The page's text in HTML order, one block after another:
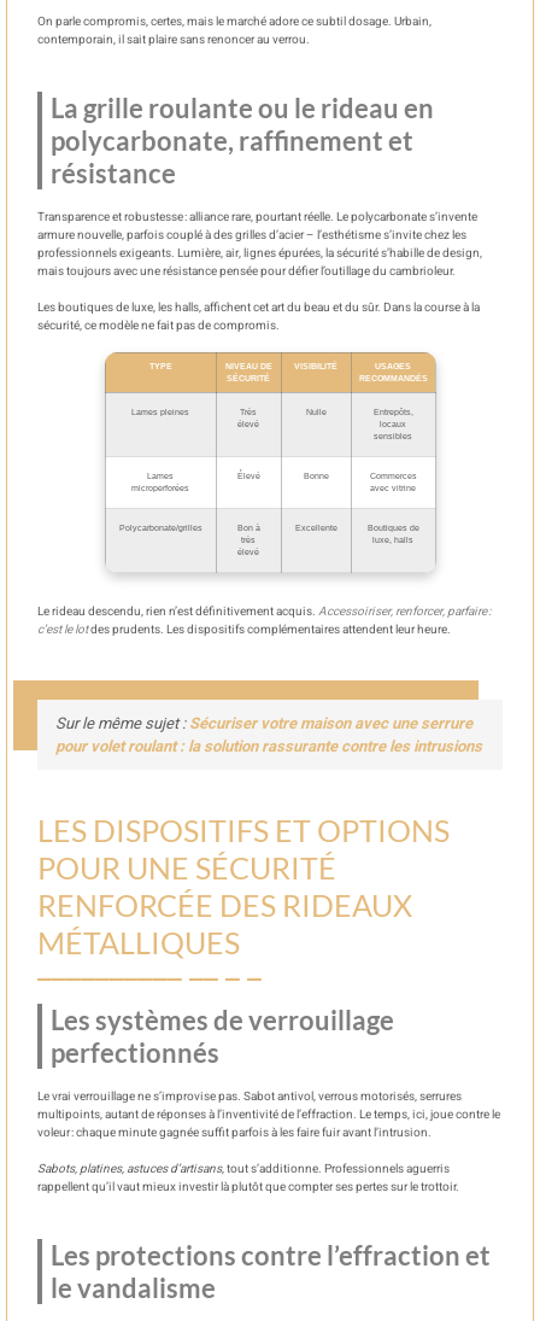
On parle compromis, certes, mais le marché adore ce subtil dosage. Urbain,
contemporain, il sait plaire sans renoncer au verrou.
La grille roulante ou le rideau en
polycarbonate, raffinement et
résistance
Transparence et robustesse : alliance rare, pourtant réelle. Le polycarbonate s’invente
armure nouvelle, parfois couplé à des grilles d’acier – l’esthétisme s’invite chez les
professionnels exigeants. Lumière, air, lignes épurées, la sécurité s’habille de design,
mais toujours avec une résistance pensée pour défier l’outillage du cambrioleur.
Les boutiques de luxe, les halls, affichent cet art du beau et du sûr. Dans la course à la
sécurité, ce modèle ne fait pas de compromis.
TYPE
NIVEAU DE
SÉCURITÉ
VISIBILITÉ
USAGES
RECOMMANDÉS
Lames pleines
Très
élevé
Nulle
Entrepôts,
locaux
sensibles
Lames
microperforées
Élevé Bonne
Commerces
avec vitrine
Polycarbonate/grilles
Bon à
très
élevé
Excellente
Boutiques de
luxe, halls
Le rideau descendu, rien n’est définitivement acquis. Accessoiriser, renforcer, parfaire :
c’est le lotdes prudents. Les dispositifs complémentaires attendent leur heure.
Sur le même sujet :Sécuriser votre maison avec une serrure
pour volet roulant : la solution rassurante contre les intrusions
LES DISPOSITIFS ET OPTIONS
POUR UNE SÉCURITÉ
RENFORCÉE DES RIDEAUX
MÉTALLIQUES
Les systèmes de verrouillage
perfectionnés
Le vrai verrouillage ne s’improvise pas. Sabot antivol, verrous motorisés, serrures
multipoints, autant de réponses à l’inventivité de l’effraction. Le temps, ici, joue contre le
voleur : chaque minute gagnée suffit parfois à les faire fuir avant l’intrusion.
Sabots, platines, astuces d’artisans, tout s’additionne. Professionnels aguerris
rappellent qu’il vaut mieux investir là plutôt que compter ses pertes sur le trottoir.
Les protections contre l’effraction et
le vandalisme